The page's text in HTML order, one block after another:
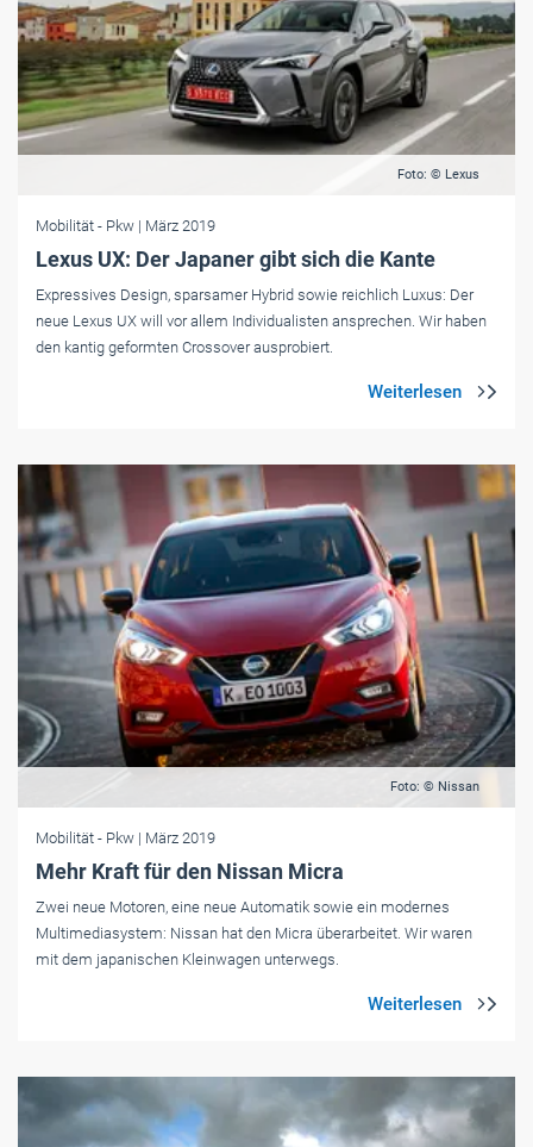
Foto: © Lexus
Mobilität - Pkw | März 2019
Lexus UX: Der Japaner gibt sich die Kante
Expressives Design, sparsamer Hybrid sowie reichlich Luxus: Der
neue Lexus UX will vor allem Individualisten ansprechen. Wir haben
den kantig geformten Crossover ausprobiert.
Foto: © Nissan
Mobilität - Pkw | März 2019
Mehr Kraft für den Nissan Micra
Zwei neue Motoren, eine neue Automatik sowie ein modernes
Multimediasystem: Nissan hat den Micra überarbeitet. Wir waren
mit dem japanischen Kleinwagen unterwegs.